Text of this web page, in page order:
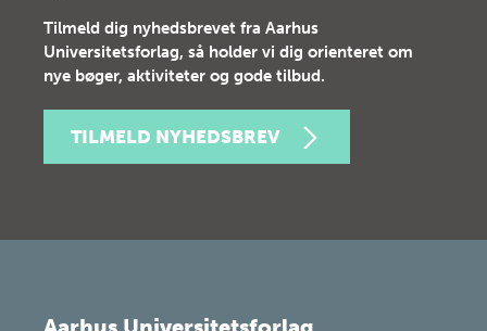
Tilmeld dig nyhedsbrevet fra Aarhus
Universitetsforlag, så holder vi dig orienteret om
nye bøger, aktiviteter og gode tilbud.
TILMELD NYHEDSBREV